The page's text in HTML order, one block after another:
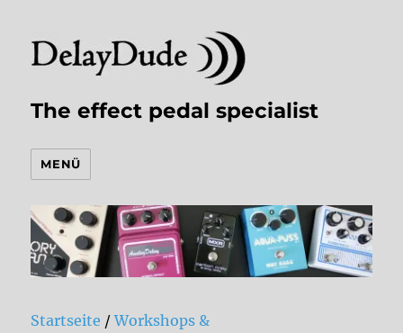
The effect pedal specialist
MENÜ
Startseite /Workshops &